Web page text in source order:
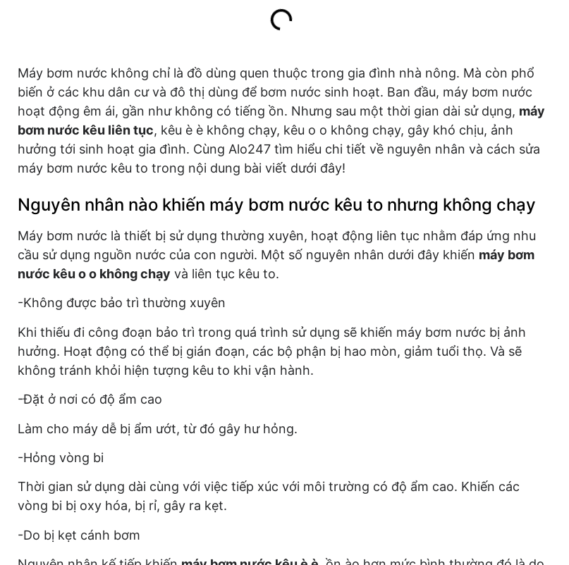
Máy bơm nước không chỉ là đồ dùng quen thuộc trong gia đình nhà nông. Mà còn phổ
biến ở các khu dân cư và đô thị dùng để bơm nước sinh hoạt. Ban đầu, máy bơm nước
hoạt động êm ái, gần như không có tiếng ồn. Nhưng sau một thời gian dài sử dụng, máy
bơm nước kêu liên tục, kêu è è không chạy, kêu o o không chạy, gây khó chịu, ảnh
hưởng tới sinh hoạt gia đình. Cùng Alo247 tìm hiểu chi tiết về nguyên nhân và cách sửa
máy bơm nước kêu to trong nội dung bài viết dưới đây!
Nguyên nhân nào khiến máy bơm nước kêu to nhưng không chạy
Máy bơm nước là thiết bị sử dụng thường xuyên, hoạt động liên tục nhằm đáp ứng nhu
cầu sử dụng nguồn nước của con người. Một số nguyên nhân dưới đây khiến máy bơm
nước kêu o o không chạy và liên tục kêu to.
-Không được bảo trì thường xuyên
Khi thiếu đi công đoạn bảo trì trong quá trình sử dụng sẽ khiến máy bơm nước bị ảnh
hưởng. Hoạt động có thể bị gián đoạn, các bộ phận bị hao mòn, giảm tuổi thọ. Và sẽ
không tránh khỏi hiện tượng kêu to khi vận hành.
-Đặt ở nơi có độ ẩm cao
Làm cho máy dễ bị ẩm ướt, từ đó gây hư hỏng.
-Hỏng vòng bi
Thời gian sử dụng dài cùng với việc tiếp xúc với môi trường có độ ẩm cao. Khiến các
vòng bi bị oxy hóa, bị rỉ, gây ra kẹt.
-Do bị kẹt cánh bơm